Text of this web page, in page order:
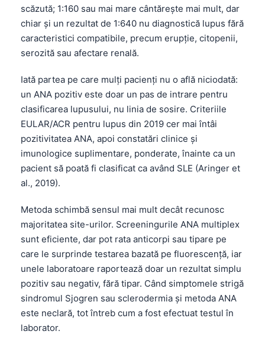
scăzută; 1:160 sau mai mare cântărește mai mult, dar
chiar și un rezultat de 1:640 nu diagnostică lupus fără
caracteristici compatibile, precum erupție, citopenii,
serozită sau afectare renală.
Iată partea pe care mulți pacienți nu o află niciodată:
un ANA pozitiv este doar un pas de intrare pentru
clasificarea lupusului, nu linia de sosire. Criteriile
EULAR/ACR pentru lupus din 2019 cer mai întâi
pozitivitatea ANA, apoi constatări clinice și
imunologice suplimentare, ponderate, înainte ca un
pacient să poată fi clasificat ca având SLE (Aringer et
al., 2019).
Metoda schimbă sensul mai mult decât recunosc
majoritatea site-urilor. Screeningurile ANA multiplex
sunt eficiente, dar pot rata anticorpi sau tipare pe
care le surprinde testarea bazată pe fluorescență, iar
unele laboratoare raportează doar un rezultat simplu
pozitiv sau negativ, fără tipar. Când simptomele strigă
sindromul Sjogren sau sclerodermia și metoda ANA
este neclară, tot întreb cum a fost efectuat testul în
laborator.